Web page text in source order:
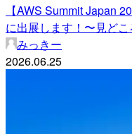
【AWS Summit Japan
に出展します！〜見ど
みっきー
2026.06.25